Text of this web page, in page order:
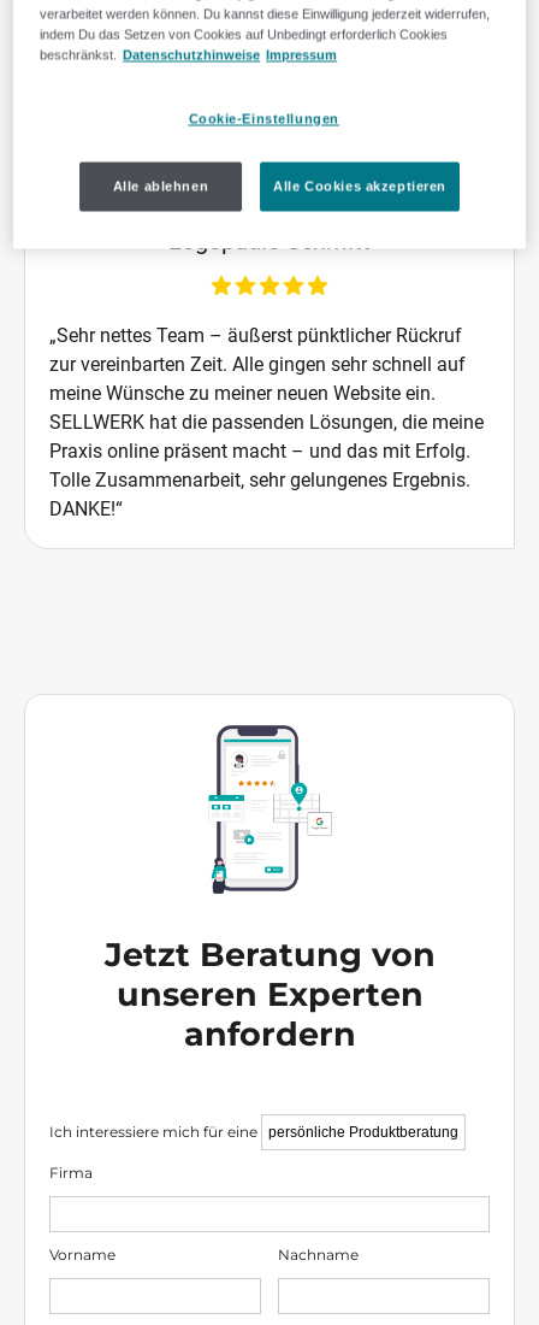
Claudia Schmitt
Logopädie Schmitt
„Sehr nettes Team – äußerst pünktlicher Rückruf
zur vereinbarten Zeit. Alle gingen sehr schnell auf
meine Wünsche zu meiner neuen Website ein.
SELLWERK hat die passenden Lösungen, die meine
Praxis online präsent macht – und das mit Erfolg.
Tolle Zusammenarbeit, sehr gelungenes Ergebnis.
DANKE!“
Jetzt Beratung von
unseren Experten
anfordern
Ich interessiere mich für eine
Firma
Vorname Nachname
verarbeitet werden können. Du kannst diese Einwilligung jederzeit widerrufen,
indem Du das Setzen von Cookies auf Unbedingt erforderlich Cookies
beschränkst. Datenschutzhinweise Impressum
Cookie-Einstellungen
Alle ablehnen Alle Cookies akzeptieren